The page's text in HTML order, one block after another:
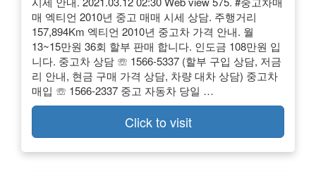
매 엑티언 2010년 중고 매매 시세 상담. 주행거리
157,894Km 엑티언 2010년 중고차 가격 안내. 월
13~15만원 36회 할부 판매 합니다. 인도금 108만원 입
니다. 중고차 상담 ☏ 1566-5337 (할부 구입 상담, 저금
리 안내, 현금 구매 가격 상담, 차량 대차 상담) 중고차
매입 ☏ 1566-2337 중고 자동차 당일 …
Click to visit